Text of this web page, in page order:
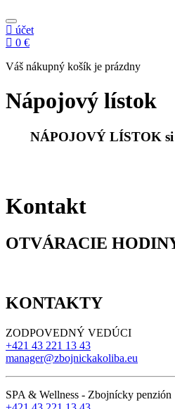
účet
0 €
Váš nákupný košík je prázdny
Nápojový lístok
NÁPOJOVÝ LÍSTOK si
Kontakt
OTVÁRACIE
KONTAKTY
ZODPOVEDNÝ VEDÚCI
+421 43 221 13 43
manager@zbojnickakoliba.eu
SPA & Wellness - Zbojnícky penzión